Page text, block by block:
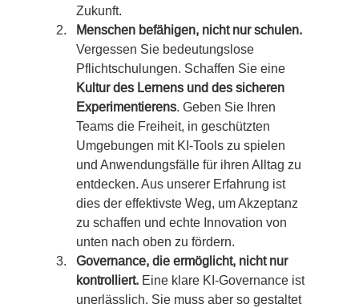
Zukunft.
Menschen befähigen, nicht nur schulen.
Vergessen Sie bedeutungslose
Pflichtschulungen. Schaffen Sie eine
Kultur des Lernens und des sicheren
Experimentierens. Geben Sie Ihren
Teams die Freiheit, in geschützten
Umgebungen mit KI-Tools zu spielen
und Anwendungsfälle für ihren Alltag zu
entdecken. Aus unserer Erfahrung ist
dies der effektivste Weg, um Akzeptanz
zu schaffen und echte Innovation von
unten nach oben zu fördern.
Governance, die ermöglicht, nicht nur
kontrolliert. Eine klare KI-Governance ist
unerlässlich. Sie muss aber so gestaltet